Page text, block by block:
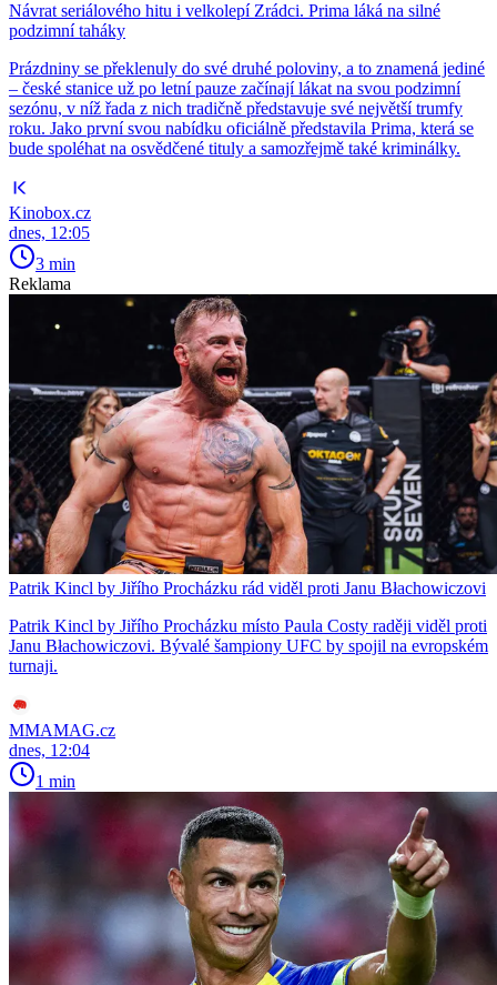
Návrat seriálového hitu i velkolepí Zrádci. Prima láká na silné
podzimní taháky
Prázdniny se překlenuly do své druhé poloviny, a to znamená jediné
– české stanice už po letní pauze začínají lákat na svou podzimní
sezónu, v níž řada z nich tradičně představuje své největší trumfy
roku. Jako první svou nabídku oficiálně představila Prima, která se
bude spoléhat na osvědčené tituly a samozřejmě také kriminálky.
Kinobox.cz
dnes, 12:05
3 min
Reklama
Patrik Kincl by Jiřího Procházku rád viděl proti Janu Błachowiczovi
Patrik Kincl by Jiřího Procházku místo Paula Costy raději viděl proti
Janu Błachowiczovi. Bývalé šampiony UFC by spojil na evropském
turnaji.
MMAMAG.cz
dnes, 12:04
1 min